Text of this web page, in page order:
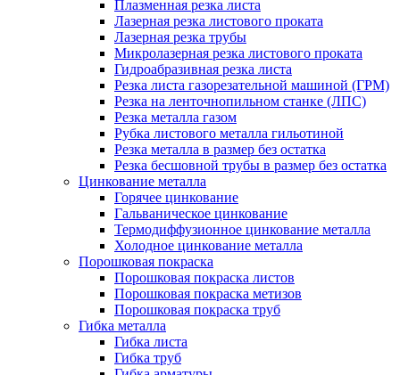
Плазменная резка листа
Лазерная резка листового проката
Лазерная резка трубы
Микролазерная резка листового проката
Гидроабразивная резка листа
Резка листа газорезательной машиной (ГРМ)
Резка на ленточнопильном станке (ЛПС)
Резка металла газом
Рубка листового металла гильотиной
Резка металла в размер без остатка
Резка бесшовной трубы в размер без остатка
Цинкование металла
Горячее цинкование
Гальваническое цинкование
Термодиффузионное цинкование металла
Холодное цинкование металла
Порошковая покраска
Порошковая покраска листов
Порошковая покраска метизов
Порошковая покраска труб
Гибка металла
Гибка листа
Гибка труб